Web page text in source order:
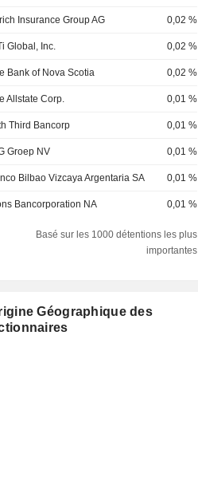
Insurance Group AG 0,02 %
Global, Inc. 0,02 %
Bank of Nova Scotia 0,02 %
Allstate Corp. 0,01 %
Third Bancorp 0,01 %
Groep NV 0,01 %
Bilbao Vizcaya Argentaria SA 0,01 %
Bancorporation NA 0,01 %
Basé sur les 1000 détentions les plus
importantes
Géographique des